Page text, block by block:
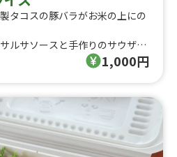
タコスの豚バラがお米の上にの
ルサソースと手作りのサウザン
1,000円